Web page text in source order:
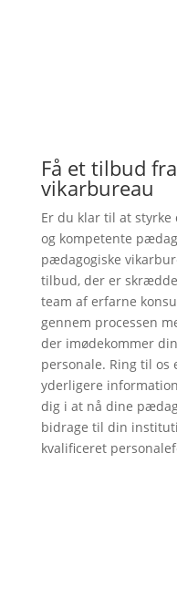
Få et tilbud
vikarbureau
Er du klar til at
og kompetente
pædagogiske
tilbud, der er
team af erfarne
gennem processen
der imødekommer
personale. Ring til
yderligere
dig i at nå dine
bidrage til din
kvalificeret